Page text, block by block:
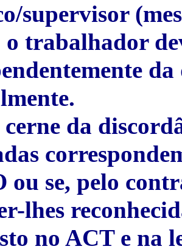
supervisor
o trabalhador
da
ou se, pelo
lhes
no ACT e na